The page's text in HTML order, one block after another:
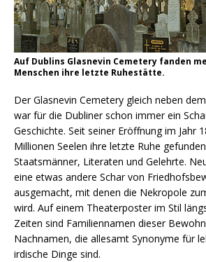
Auf Dublins Glasnevin Cemetery fanden
Menschen ihre letzte Ruhestätte.
Der Glasnevin Cemetery gleich neben
war für die Dubliner schon immer ein
Geschichte. Seit seiner Eröffnung im Jahr
Millionen Seelen ihre letzte Ruhe
Staatsmänner, Literaten und Gelehrte.
eine etwas andere Schar von
ausgemacht, mit denen die Nekropole
wird. Auf einem Theaterposter im Stil
Zeiten sind Familiennamen dieser
Nachnamen, die allesamt Synonyme für
irdische Dinge sind.